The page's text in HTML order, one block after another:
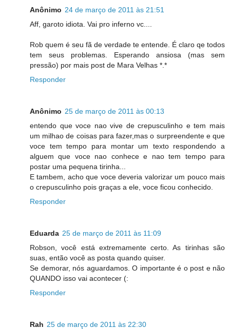
Anônimo 24 de março de 2011 às 21:51
Aff, garoto idiota. Vai pro inferno vc....
Rob quem é seu fã de verdade te entende. É claro qe todos
tem seus problemas. Esperando ansiosa (mas sem
pressão) por mais post de Mara Velhas *.*
Responder
Anônimo 25 de março de 2011 às 00:13
entendo que voce nao vive de crepusculinho e tem mais
um milhao de coisas para fazer,mas o surpreendente e que
voce tem tempo para montar um texto respondendo a
alguem que voce nao conhece e nao tem tempo para
postar uma pequena tirinha...
E tambem, acho que voce deveria valorizar um pouco mais
o crepusculinho pois graças a ele, voce ficou conhecido.
Responder
Eduarda 25 de março de 2011 às 11:09
Robson, você está extremamente certo. As tirinhas são
suas, então você as posta quando quiser.
Se demorar, nós aguardamos. O importante é o post e não
QUANDO isso vai acontecer (:
Responder
Rah 25 de março de 2011 às 22:30